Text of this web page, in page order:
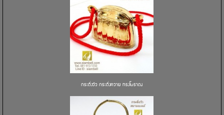
กระดิ่งวัว กระดิ่งควาย ทรงโบราณ